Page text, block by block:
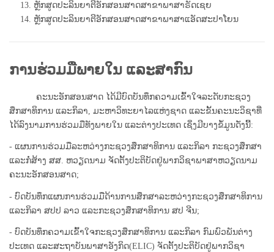
ຫຼັກສູດປະລິນຍາຕີອັກສອນສາດສາຂາພາສາຣັດເຊຍ
ຫຼັກສູດປະລິນຍາຕີອັກສອນສາດສາຂາພາສາແອັດສະປາໂຍນ
ການຮ່ວມມືພາຍໃນ ແລະສາກົນ
ຄະນະອັກສອນສາດ ໄດ້ມີບົດບັນທຶກຄວາມເຂົ້າໃຈລະດັບກະຊວງ
ສຶກສາທິການ ແລະກິລາ, ມະຫາວິທະຍາໄລແຫ່ງຊາດ ແລະຂັ້ນຄະນະວິຊາທີ່
ໄດ້ລົງນາມການຮ່ວມມືທັງພາຍໃນ ແລະຕ່າງປະເທດ ເຊິ່ງມີບາງຂໍ້ມູນດັ່ງນີ້:
- ແຜນການຮ່ວມມືລະຫວ່າງກະຊວງສຶກສາທິການ ແລະກິລາ ກະຊວງສຶກສາ
ແລະກໍ່ສ້າງ ສສ. ຫວຽດນາມ ຈັດຕັ້ງປະຕິບັດຢູ່ພາກວິຊາພາສາຫວຽດນາມ
ຄະນະອັກສອນສາດ;
- ບົດບັນທຶກແຜນການຮ່ວມມືດ້ານການສຶກສາລະຫວ່າງກະຊວງສຶກສາທິການ
ແລະກິລາ ສປປ ລາວ ແລະກະຊວງສຶກສາທິການ ສປ ຈີນ;
- ບົດບັນທຶກຄວາມເຂົ້າໃຈກະຊວງສຶກສາທິການ ແລະກິລາ ກົມພົວພັນຕ່າງ
ປະເທດ ແລະສະຖາບັນພາສາອັງກິດ(ELIC) ຈັດຕັ້ງປະຕິບັດຢູ່ພາກວິຊາ